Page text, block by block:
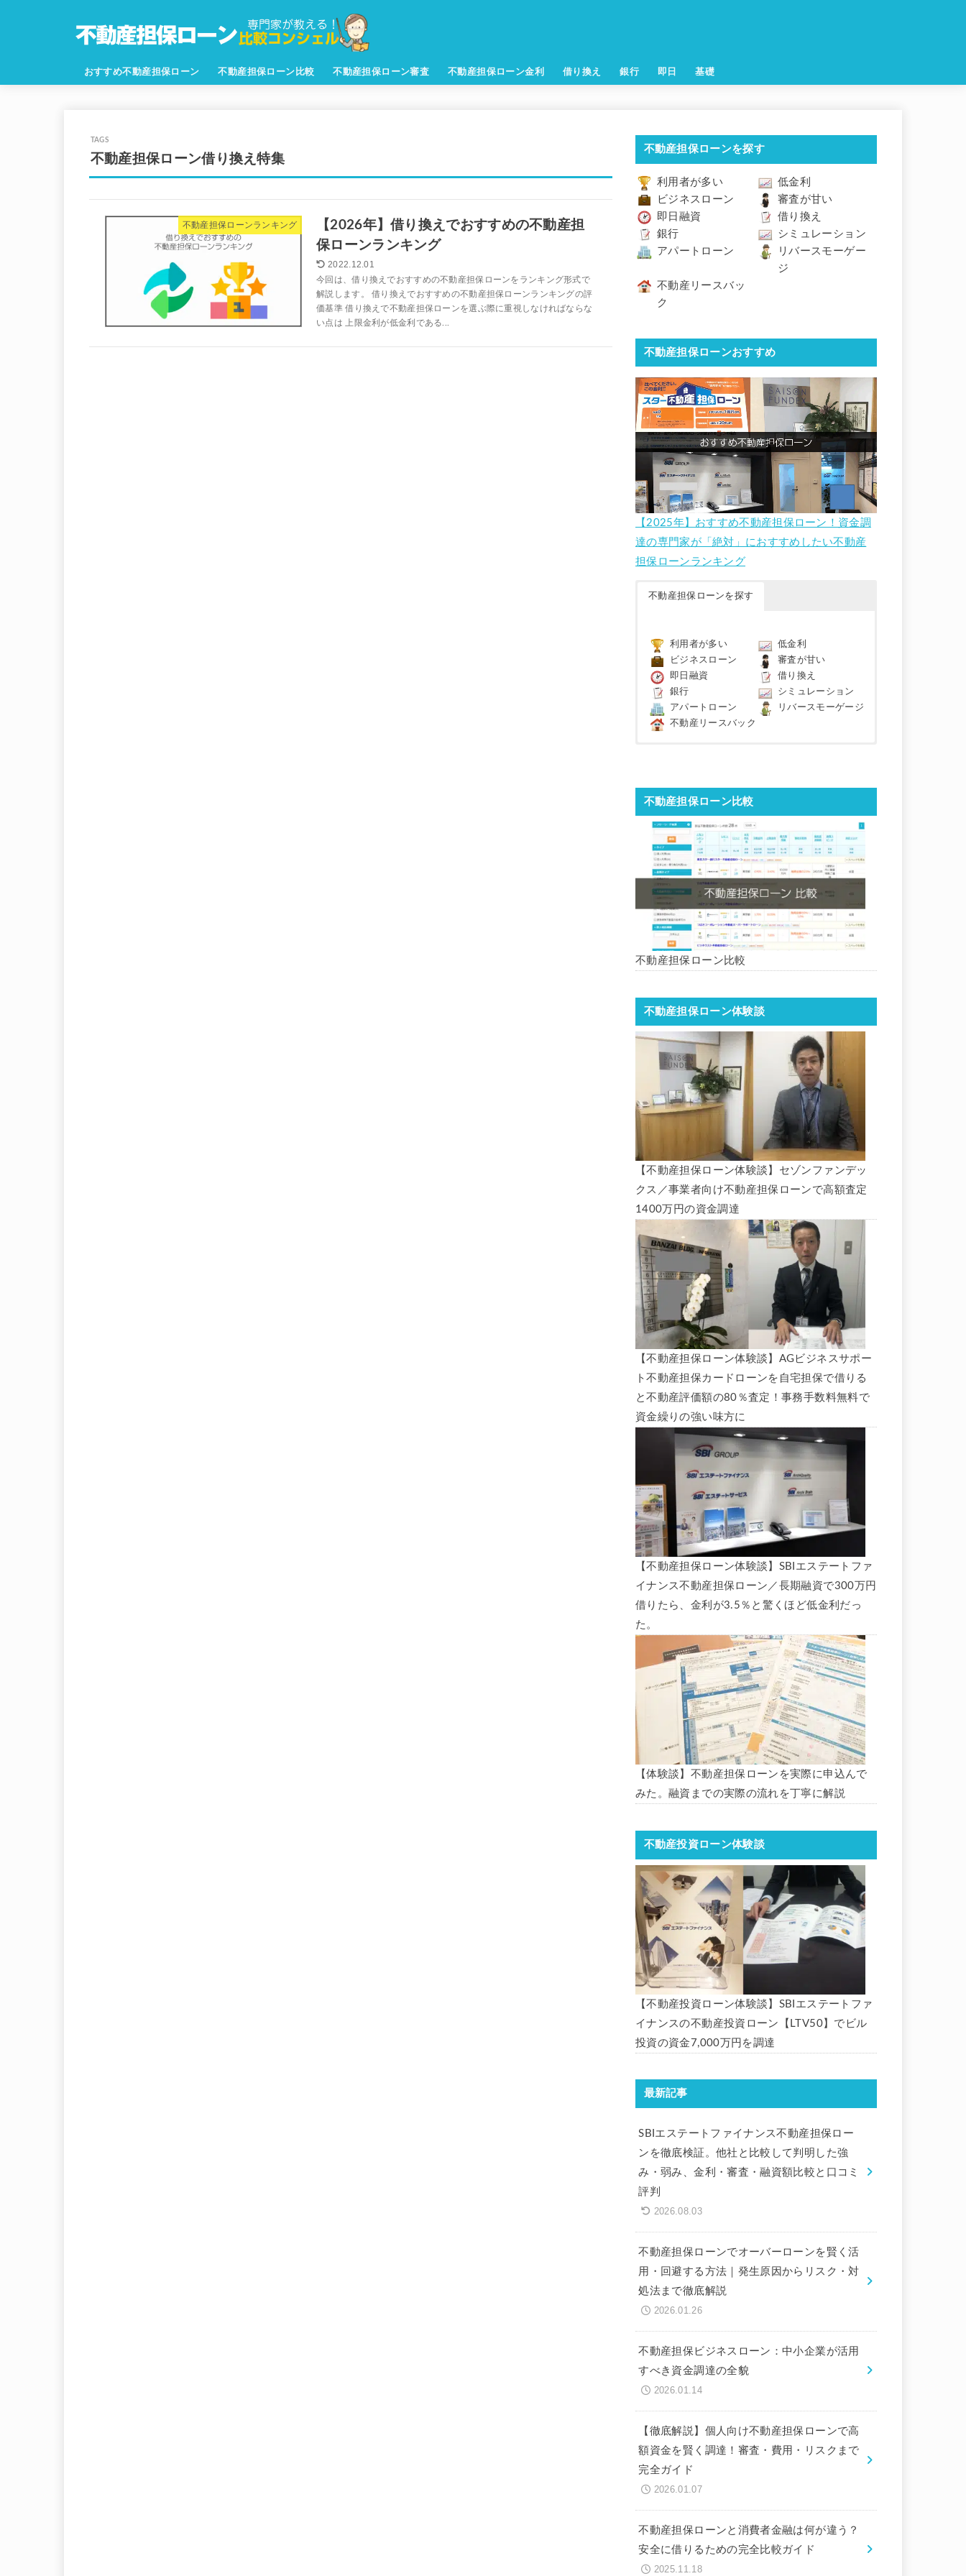
おすすめ不動産担保ローン 不動産担保ローン比較 不動産担保ローン審査 不動産担保ローン金利 借り換え 銀行 即日 基礎
不動産担保ローン借り換え特集
不動産担保ローンランキング
【2026年】借り換えでおすすめの不動産担
保ローンランキング
2022.12.01
今回は、借り換えでおすすめの不動産担保ローンをランキング形式で
解説します。 借り換えでおすすめの不動産担保ローンランキングの評
価基準 借り換えで不動産担保ローンを選ぶ際に重視しなければならな
い点は 上限金利が低金利である...
不動産担保ローンを探す
利用者が多い
低金利
ビジネスローン
審査が甘い
即日融資
借り換え
銀行
シミュレーション
アパートローン
リバースモーゲー
ジ
不動産リースバッ
ク
不動産担保ローンおすすめ
【2025年】おすすめ不動産担保ローン！資金調
達の専門家が「絶対」におすすめしたい不動産
担保ローンランキング
不動産担保ローンを探す
利用者が多い
低金利
ビジネスローン
審査が甘い
即日融資
借り換え
銀行
シミュレーション
アパートローン
リバースモーゲージ
不動産リースバック
不動産担保ローン比較
不動産担保ローン比較
不動産担保ローン体験談
【不動産担保ローン体験談】セゾンファンデッ
クス／事業者向け不動産担保ローンで高額査定
1400万円の資金調達
【不動産担保ローン体験談】AGビジネスサポー
ト不動産担保カードローンを自宅担保で借りる
と不動産評価額の80％査定！事務手数料無料で
資金繰りの強い味方に
【不動産担保ローン体験談】SBIエステートファ
イナンス不動産担保ローン／長期融資で300万円
借りたら、金利が3.5％と驚くほど低金利だっ
た。
【体験談】不動産担保ローンを実際に申込んで
みた。融資までの実際の流れを丁寧に解説
不動産投資ローン体験談
【不動産投資ローン体験談】SBIエステートファ
イナンスの不動産投資ローン【LTV50】でビル
投資の資金7,000万円を調達
最新記事
SBIエステートファイナンス不動産担保ロー
ンを徹底検証。他社と比較して判明した強
み・弱み、金利・審査・融資額比較と口コミ
評判
2026.08.03
不動産担保ローンでオーバーローンを賢く活
用・回避する方法｜発生原因からリスク・対
処法まで徹底解説
2026.01.26
不動産担保ビジネスローン：中小企業が活用
すべき資金調達の全貌
2026.01.14
【徹底解説】個人向け不動産担保ローンで高
額資金を賢く調達！審査・費用・リスクまで
完全ガイド
2026.01.07
不動産担保ローンと消費者金融は何が違う？
安全に借りるための完全比較ガイド
2025.11.18